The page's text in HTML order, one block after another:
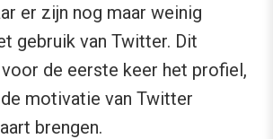
er zijn nog maar weinig
gebruik van Twitter. Dit
de eerste keer het profiel,
motivatie van Twitter
brengen.